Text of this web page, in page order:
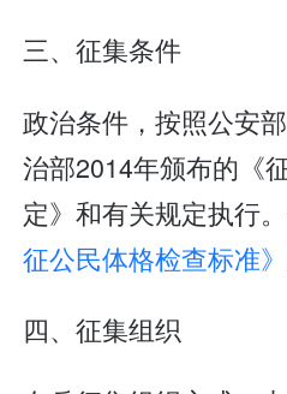
三、征集条件
政治条件，按照公安
治部2014年颁布的《
定》和有关规定执行
征公民体格检查标准》
四、征集组织